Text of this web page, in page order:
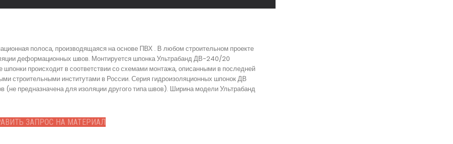
полоса, производящаяся на основе ПВХ . В любом строительном проекте
деформационных швов. Монтируется шпонка Ультрабанд ДВ-240/20
шпонки происходит в соответствии со схемами монтажа, описанными в последней
строительными институтами в России. Серия гидроизоляционных шпонок ДВ
(не предназначена для изоляции другого типа швов). Ширина модели Ультрабанд
ЗАПРОС НА МАТЕРИАЛ